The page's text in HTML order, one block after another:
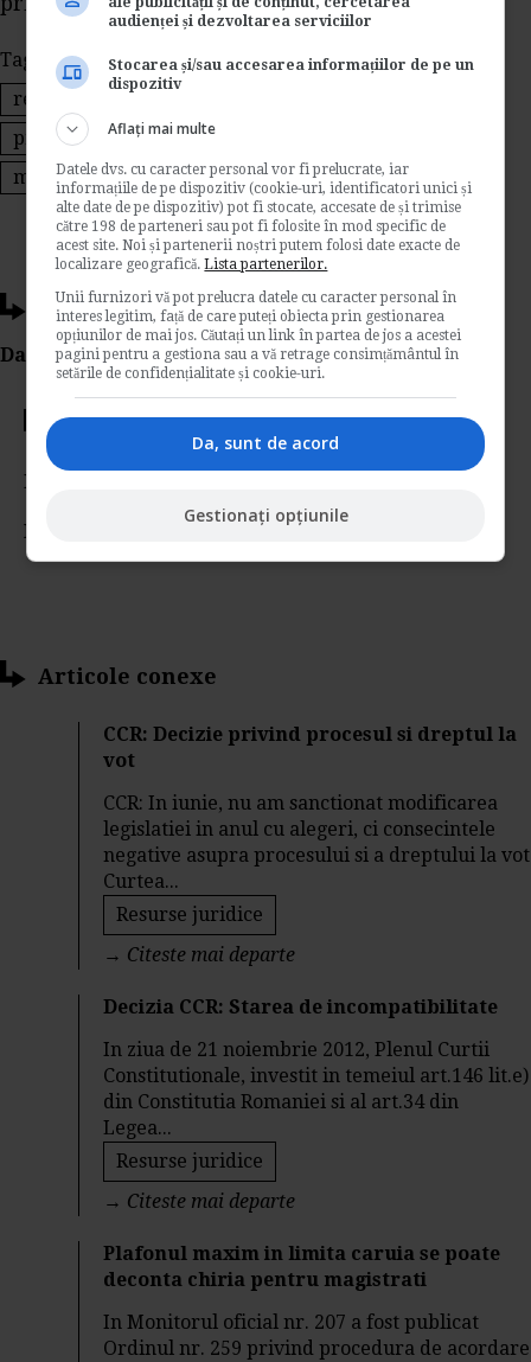
Tags: monitorul oficial
deconspirarea securitatii
regimul juridic al contraventiilor
procedura insolventei
masuri financiar-bugetare
Ti-a placut acest articol?
Da Like, Printeaza sau trimite pe Email!
Votati articolul
Rating:
Nota:
Articole conexe
CCR: Decizie privind procesul si dreptul la
vot
CCR: In iunie, nu am sanctionat modificarea
legislatiei in anul cu alegeri, ci consecintele
negative asupra procesului si a dreptului la vot
Curtea...
Resurse juridice
→ Citeste mai departe
Decizia CCR: Starea de incompatibilitate
In ziua de 21 noiembrie 2012, Plenul Curtii
Constitutionale, investit in temeiul art.146 lit.e)
din Constitutia Romaniei si al art.34 din
Legea...
Resurse juridice
→ Citeste mai departe
Plafonul maxim in limita caruia se poate
deconta chiria pentru magistrati
In Monitorul oficial nr. 207 a fost publicat
Ordinul nr. 259 privind procedura de acordare
audienței și dezvoltarea serviciilor
Stocarea și/sau accesarea informațiilor de pe un
dispozitiv
Aflați mai multe
Datele dvs. cu caracter personal vor fi prelucrate, iar
informațiile de pe dispozitiv (cookie-uri, identificatori unici și
alte date de pe dispozitiv) pot fi stocate, accesate de și trimise
către 198 de parteneri sau pot fi folosite în mod specific de
acest site. Noi și partenerii noștri putem folosi date exacte de
localizare geografică.Lista partenerilor.
Unii furnizori vă pot prelucra datele cu caracter personal în
interes legitim, față de care puteți obiecta prin gestionarea
opțiunilor de mai jos. Căutați un link în partea de jos a acestei
pagini pentru a gestiona sau a vă retrage consimțământul în
setările de confidențialitate și cookie-uri.
Da, sunt de acord
Gestionați opțiunile